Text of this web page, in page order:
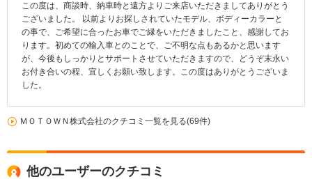
この度は、商談時、納車時と遠方よりご来店いただきましてありがとう
ございました。 以前よりお探しされていたモデル、ボディーカラーと
の事で、ご希望に合ったお車でご縁をいただきましたこと、感謝してお
ります。初めての輸入車とのことで、ご不明な点もあるかと思います
が、今後もしっかりとサポートさせていただきますので、どうぞ末永い
お付き合いの程、宜しくお願い致します。この度はありがとうございま
した。
ＭＯＴＯＷＮ株式会社のクチコミ一覧を見る(69件)
他のユーザーのクチコミ